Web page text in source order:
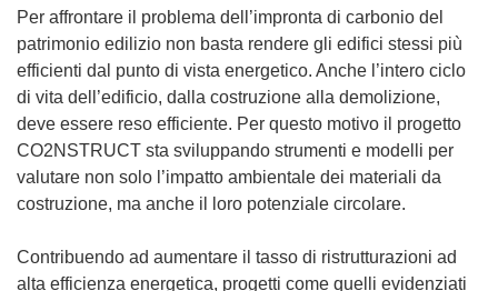
Per affrontare il problema dell’impronta di carbonio del
patrimonio edilizio non basta rendere gli edifici stessi più
efficienti dal punto di vista energetico. Anche l’intero ciclo
di vita dell’edificio, dalla costruzione alla demolizione,
deve essere reso efficiente. Per questo motivo il progetto
CO2NSTRUCT sta sviluppando strumenti e modelli per
valutare non solo l’impatto ambientale dei materiali da
costruzione, ma anche il loro potenziale circolare.
Contribuendo ad aumentare il tasso di ristrutturazioni ad
alta efficienza energetica, progetti come quelli evidenziati